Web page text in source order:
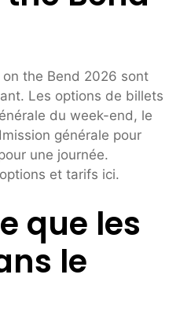
the Bend 2026 sont
Les options de billets
du week-end, le
générale pour
une journée.
et tarifs ici.
que les
le